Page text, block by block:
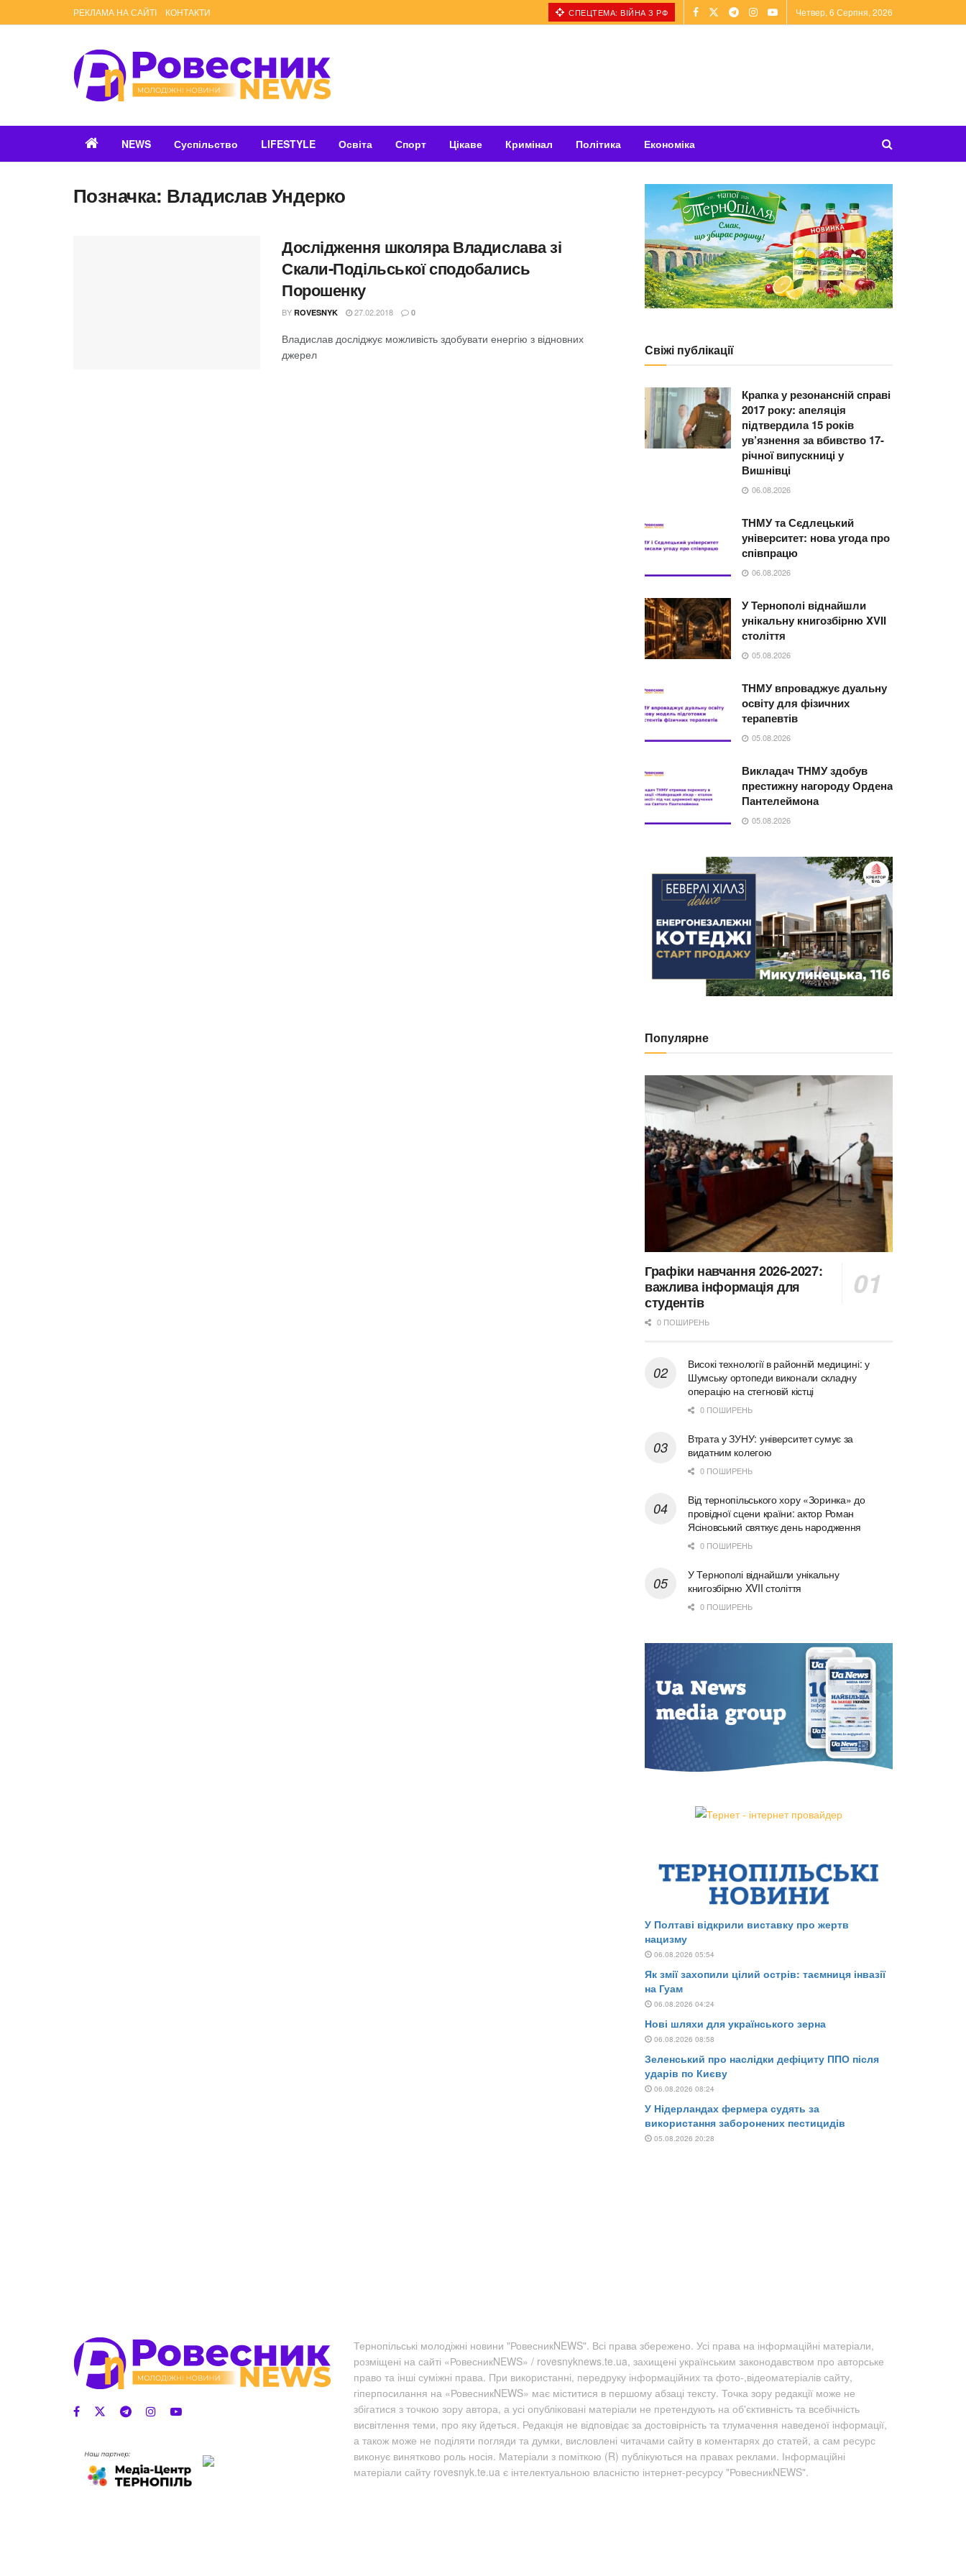
РЕКЛАМА НА САЙТІ КОНТАКТИ СПЕЦТЕМА: ВІЙНА З РФ Четвер, 6 Серпня, 2026
NEWS Суспільство LIFESTYLE Освіта Спорт Цікаве Кримінал Політика Економіка
Позначка: Владислав Ундерко
Дослідження школяра Владислава зі
Скали-Подільської сподобались
Порошенку
BY ROVESNYK 27.02.2018 0
Владислав досліджує можливість здобувати енергію з відновних
джерел
Свіжі публікації
Крапка у резонансній справі
2017 року: апеляція
підтвердила 15 років
ув’язнення за вбивство 17-
річної випускниці у
Вишнівці
06.08.2026
ТНМУ та Сєдлецький
університет: нова угода про
співпрацю
06.08.2026
У Тернополі віднайшли
унікальну книгозбірню XVII
століття
05.08.2026
ТНМУ впроваджує дуальну
освіту для фізичних
терапевтів
05.08.2026
Викладач ТНМУ здобув
престижну нагороду Ордена
Пантелеймона
05.08.2026
Популярне
Графіки навчання 2026-2027:
важлива інформація для
студентів
0 ПОШИРЕНЬ
Високі технології в районній медицині: у
Шумську ортопеди виконали складну
операцію на стегновій кістці
0 ПОШИРЕНЬ
Втрата у ЗУНУ: університет сумує за
видатним колегою
0 ПОШИРЕНЬ
Від тернопільського хору «Зоринка» до
провідної сцени країни: актор Роман
Ясіновський святкує день народження
0 ПОШИРЕНЬ
У Тернополі віднайшли унікальну
книгозбірню XVII століття
0 ПОШИРЕНЬ
Тернопільські молодіжні новини "РовесникNEWS". Всі права збережено. Усі права на інформаційні матеріали,
розміщені на сайті «РовесникNEWS» / rovesnyknews.te.ua, захищені українським законодавством про авторське
право та інші суміжні права. При використанні, передруку інформаційних та фото-,відеоматеріалів сайту,
гіперпосилання на «РовесникNEWS» має міститися в першому абзаці тексту. Точка зору редакції може не
збігатися з точкою зору автора, а усі опубліковані матеріали не претендують на об'єктивність та всебічність
висвітлення теми, про яку йдеться. Редакція не відповідає за достовірність та тлумачення наведеної інформації,
а також може не поділяти погляди та думки, висловлені читачами сайту в коментарях до статей, а сам ресурс
виконує винятково роль носія. Матеріали з поміткою (R) публікуються на правах реклами. Інформаційні
матеріали сайту rovesnyk.te.ua є інтелектуальною власністю інтернет-ресурсу "РовесникNEWS".